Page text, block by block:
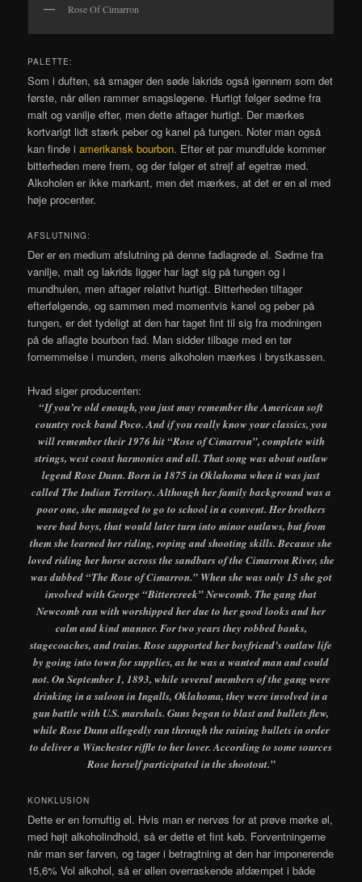
Rose Of Cimarron
PALETTE:
Som i duften, så smager den søde lakrids også igennem som det
første, når øllen rammer smagsløgene. Hurtigt følger sødme fra
malt og vanilje efter, men dette aftager hurtigt. Der mærkes
kortvarigt lidt stærk peber og kanel på tungen. Noter man også
kan finde iamerikansk bourbon. Efter et par mundfulde kommer
bitterheden mere frem, og der følger et strejf af egetræ med.
Alkoholen er ikke markant, men det mærkes, at det er en øl med
høje procenter.
AFSLUTNING:
Der er en medium afslutning på denne fadlagrede øl. Sødme fra
vanilje, malt og lakrids ligger har lagt sig på tungen og i
mundhulen, men aftager relativt hurtigt. Bitterheden tiltager
efterfølgende, og sammen med momentvis kanel og peber på
tungen, er det tydeligt at den har taget fint til sig fra modningen
på de aflagte bourbon fad. Man sidder tilbage med en tør
fornemmelse i munden, mens alkoholen mærkes i brystkassen.
Hvad siger producenten:
“If you’re old enough, you just may remember the American soft
country rock band Poco. And if you really know your classics, you
will remember their 1976 hit “Rose of Cimarron”, complete with
strings, west coast harmonies and all. That song was about outlaw
legend Rose Dunn. Born in 1875 in Oklahoma when it was just
called The Indian Territory. Although her family background was a
poor one, she managed to go to school in a convent. Her brothers
were bad boys, that would later turn into minor outlaws, but from
them she learned her riding, roping and shooting skills. Because she
loved riding her horse across the sandbars of the Cimarron River, she
was dubbed “The Rose of Cimarron.” When she was only 15 she got
involved with George “Bittercreek” Newcomb. The gang that
Newcomb ran with worshipped her due to her good looks and her
calm and kind manner. For two years they robbed banks,
stagecoaches, and trains. Rose supported her boyfriend’s outlaw life
by going into town for supplies, as he was a wanted man and could
not. On September 1, 1893, while several members of the gang were
drinking in a saloon in Ingalls, Oklahoma, they were involved in a
gun battle with U.S. marshals. Guns began to blast and bullets flew,
while Rose Dunn allegedly ran through the raining bullets in order
to deliver a Winchester riffle to her lover. According to some sources
Rose herself participated in the shootout.”
KONKLUSION
Dette er en fornuftig øl. Hvis man er nervøs for at prøve mørke øl,
med højt alkoholindhold, så er dette et fint køb. Forventningerne
når man ser farven, og tager i betragtning at den har imponerende
15,6% Vol alkohol, så er øllen overraskende afdæmpet i både